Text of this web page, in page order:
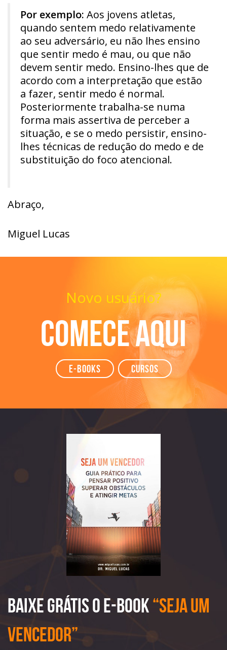
Por exemplo: Aos jovens atletas,
quando sentem medo relativamente
ao seu adversário, eu não lhes ensino
que sentir medo é mau, ou que não
devem sentir medo. Ensino-lhes que de
acordo com a interpretação que estão
a fazer, sentir medo é normal.
Posteriormente trabalha-se numa
forma mais assertiva de perceber a
situação, e se o medo persistir, ensino-
lhes técnicas de redução do medo e de
substituição do foco atencional.
Abraço,
Miguel Lucas
Novo usuário?
Comece aqui
e-books Cursos
Baixe Grátis o e-book“Seja Um
Vencedor”